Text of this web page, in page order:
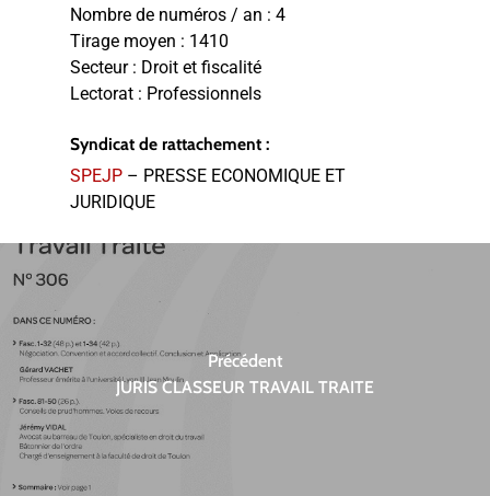
Nombre de numéros / an : 4
Tirage moyen : 1410
Secteur : Droit et fiscalité
Lectorat : Professionnels
Syndicat de rattachement :
SPEJP – PRESSE ECONOMIQUE ET
JURIDIQUE
Précédent
JURIS CLASSEUR TRAVAIL TRAITE